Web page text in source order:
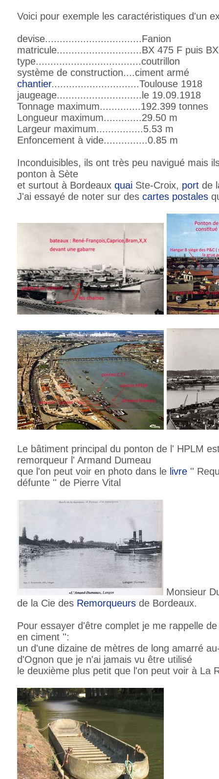
Voici pour exemple les caractéristiques d'un
devise.................................Fanion
matricule.............................BX 475 F puis
type....................................coutrillon
système de construction....ciment armé
chantier..............................Toulouse 1918
jaugeage.............................le 19.09.1918
Tonnage maximum..............192.399 tonnes
Longueur maximum.............29.50 m
Largeur maximum................5.53 m
Enfoncement à vide...............0.85 m
Inconduisibles, ils ont très peu navigué mais
ponton à Sète
et surtout à Bordeaux quai Ste-Croix, port de
J'ai essayé de noter sur des cartes postales
Le bâtiment principal du ponton de l' HPLM
remorqueur l' Armand Dumeau
que l'on peut voir en photo dans le livre ''
défunte '' de Pierre Vital
Monsieur
de la Cie des Remorqueurs de Bordeaux.
Pour essayer d'être complet je me rappelle
en ciment '':
un d'une dizaine de mètres de long amarré
d'Ognon que je n'ai jamais vu être utilisé
le deuxième plus petit que l'on peut voir à La